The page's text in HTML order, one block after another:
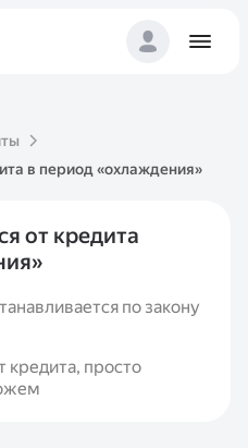
в период «охлаждения»
от кредита
по закону
кредита, просто